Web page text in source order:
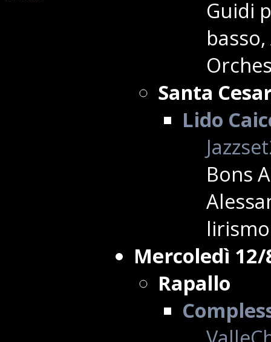
Guidi
Santa
Lido
Bons
Mercoledì
Rapallo